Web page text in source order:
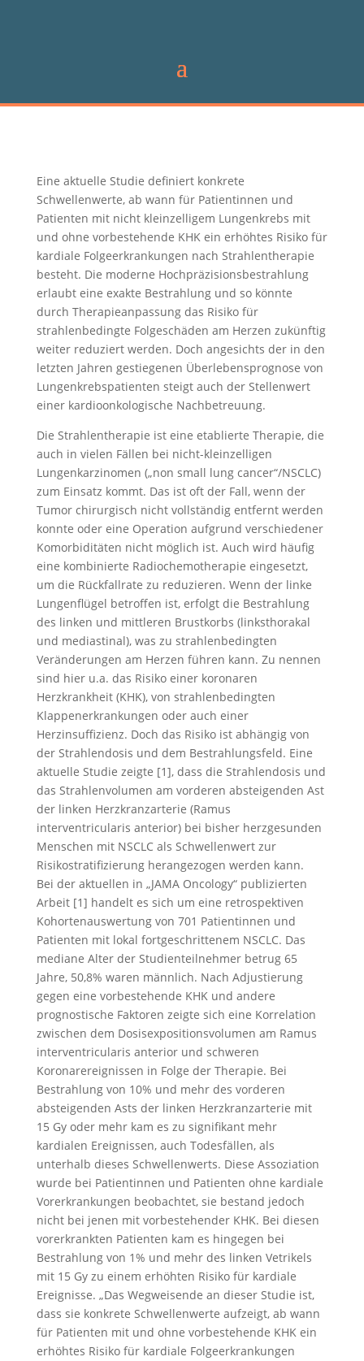
Eine aktuelle Studie definiert konkrete
Schwellenwerte, ab wann für Patientinnen und
Patienten mit nicht kleinzelligem Lungenkrebs mit
und ohne vorbestehende KHK ein erhöhtes Risiko für
kardiale Folgeerkrankungen nach Strahlentherapie
besteht. Die moderne Hochpräzisionsbestrahlung
erlaubt eine exakte Bestrahlung und so könnte
durch Therapieanpassung das Risiko für
strahlenbedingte Folgeschäden am Herzen zukünftig
weiter reduziert werden. Doch angesichts der in den
letzten Jahren gestiegenen Überlebensprognose von
Lungenkrebspatienten steigt auch der Stellenwert
einer kardioonkologische Nachbetreuung.
Die Strahlentherapie ist eine etablierte Therapie, die
auch in vielen Fällen bei nicht-kleinzelligen
Lungenkarzinomen („non small lung cancer“/NSCLC)
zum Einsatz kommt. Das ist oft der Fall, wenn der
Tumor chirurgisch nicht vollständig entfernt werden
konnte oder eine Operation aufgrund verschiedener
Komorbiditäten nicht möglich ist. Auch wird häufig
eine kombinierte Radiochemotherapie eingesetzt,
um die Rückfallrate zu reduzieren. Wenn der linke
Lungenflügel betroffen ist, erfolgt die Bestrahlung
des linken und mittleren Brustkorbs (linksthorakal
und mediastinal), was zu strahlenbedingten
Veränderungen am Herzen führen kann. Zu nennen
sind hier u.a. das Risiko einer koronaren
Herzkrankheit (KHK), von strahlenbedingten
Klappenerkrankungen oder auch einer
Herzinsuffizienz. Doch das Risiko ist abhängig von
der Strahlendosis und dem Bestrahlungsfeld. Eine
aktuelle Studie zeigte [1], dass die Strahlendosis und
das Strahlenvolumen am vorderen absteigenden Ast
der linken Herzkranzarterie (Ramus
interventricularis anterior) bei bisher herzgesunden
Menschen mit NSCLC als Schwellenwert zur
Risikostratifizierung herangezogen werden kann.
Bei der aktuellen in „JAMA Oncology“ publizierten
Arbeit [1] handelt es sich um eine retrospektiven
Kohortenauswertung von 701 Patientinnen und
Patienten mit lokal fortgeschrittenem NSCLC. Das
mediane Alter der Studienteilnehmer betrug 65
Jahre, 50,8% waren männlich. Nach Adjustierung
gegen eine vorbestehende KHK und andere
prognostische Faktoren zeigte sich eine Korrelation
zwischen dem Dosisexpositionsvolumen am Ramus
interventricularis anterior und schweren
Koronarereignissen in Folge der Therapie. Bei
Bestrahlung von 10% und mehr des vorderen
absteigenden Asts der linken Herzkranzarterie mit
15 Gy oder mehr kam es zu signifikant mehr
kardialen Ereignissen, auch Todesfällen, als
unterhalb dieses Schwellenwerts. Diese Assoziation
wurde bei Patientinnen und Patienten ohne kardiale
Vorerkrankungen beobachtet, sie bestand jedoch
nicht bei jenen mit vorbestehender KHK. Bei diesen
vorerkrankten Patienten kam es hingegen bei
Bestrahlung von 1% und mehr des linken Vetrikels
mit 15 Gy zu einem erhöhten Risiko für kardiale
Ereignisse. „Das Wegweisende an dieser Studie ist,
dass sie konkrete Schwellenwerte aufzeigt, ab wann
für Patienten mit und ohne vorbestehende KHK ein
erhöhtes Risiko für kardiale Folgeerkrankungen